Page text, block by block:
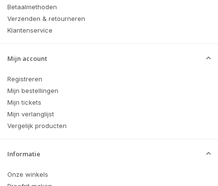
Betaalmethoden
Verzenden & retourneren
Klantenservice
Mijn account
Registreren
Mijn bestellingen
Mijn tickets
Mijn verlanglijst
Vergelijk producten
Informatie
Onze winkels